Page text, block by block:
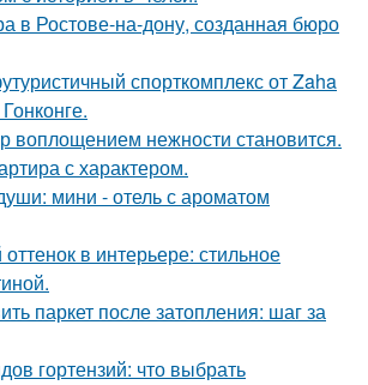
в Ростове-на-дону, созданная бюро
спорткомплекс от Zaha
воплощением нежности становится.
с характером.
мини - отель с ароматом
в интерьере: стильное
паркет после затопления: шаг за
гортензий: что выбрать